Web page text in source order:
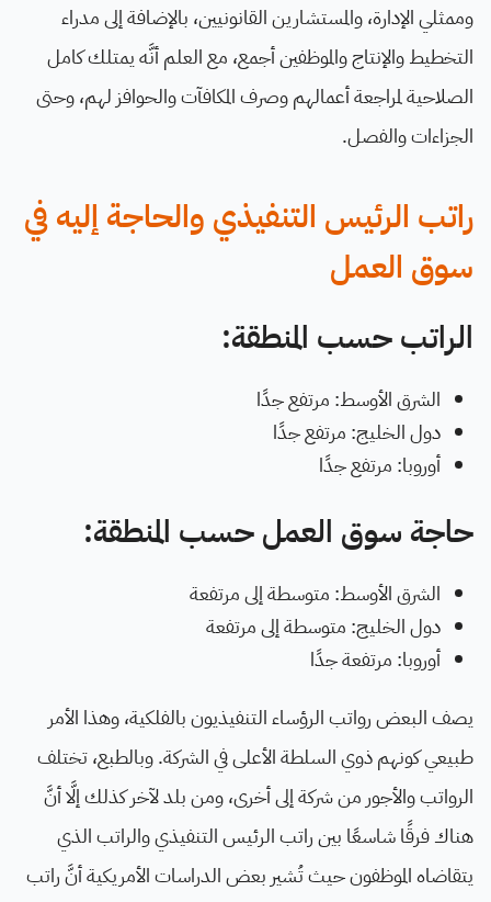
وممثلي الإدارة، والمستشارين القانونيين، بالإضافة إلى مدراء
التخطيط والإنتاج والموظفين أجمع، مع العلم أنَّه يمتلك كامل
الصلاحية لمراجعة أعمالهم وصرف المكافآت والحوافز لهم، وحتى
الجزاءات والفصل.
راتب الرئيس التنفيذي والحاجة إليه في
سوق العمل
الراتب حسب المنطقة:
الشرق الأوسط: مرتفع جدًا
دول الخليج: مرتفع جدًا
أوروبا: مرتفع جدًا
حاجة سوق العمل حسب المنطقة:
الشرق الأوسط: متوسطة إلى مرتفعة
دول الخليج: متوسطة إلى مرتفعة
أوروبا: مرتفعة جدًا
يصف البعض رواتب الرؤساء التنفيذيون بالفلكية، وهذا الأمر
طبيعي كونهم ذوي السلطة الأعلى في الشركة. وبالطبع، تختلف
الرواتب والأجور من شركة إلى أخرى، ومن بلد لآخر كذلك إلَّا أنَّ
هناك فرقًا شاسعًا بين راتب الرئيس التنفيذي والراتب الذي
يتقاضاه الموظفون حيث تُشير بعض الدراسات الأمريكية أنَّ راتب